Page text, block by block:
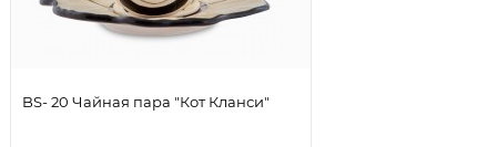
BS- 20 Чайная пара "Кот Кланси"